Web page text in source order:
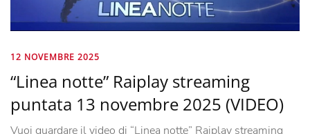
12 NOVEMBRE 2025
“Linea notte” Raiplay streaming
puntata 13 novembre 2025 (VIDEO)
Vuoi guardare il video di “Linea notte” Raiplay streaming